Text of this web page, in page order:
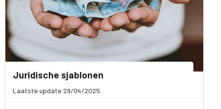
Juridische sjablonen
Laatste update 29/04/2025